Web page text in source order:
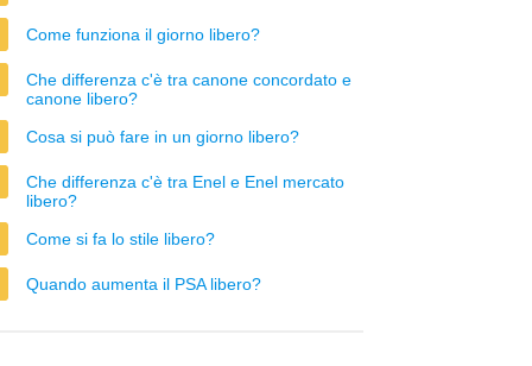
Come funziona il giorno libero?
Che differenza c'è tra canone concordato e
canone libero?
Cosa si può fare in un giorno libero?
Che differenza c'è tra Enel e Enel mercato
libero?
Come si fa lo stile libero?
Quando aumenta il PSA libero?